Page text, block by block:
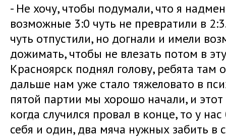
- Не хочу, чтобы подумали, что я
возможные 3:0 чуть не превратили в
чуть отпустили, но догнали и имели
дожимать, чтобы не влезать потом в
Красноярск поднял голову, ребята
дальше нам уже стало тяжеловато в
пятой партии мы хорошо начали, и
когда случился провал в конце, то у
себя и один, два мяча нужных забить в